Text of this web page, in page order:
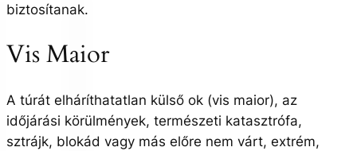
biztosítanak.
Vis Maior
A túrát elháríthatatlan külső ok (vis maior), az
időjárási körülmények, természeti katasztrófa,
sztrájk, blokád vagy más előre nem várt, extrém,